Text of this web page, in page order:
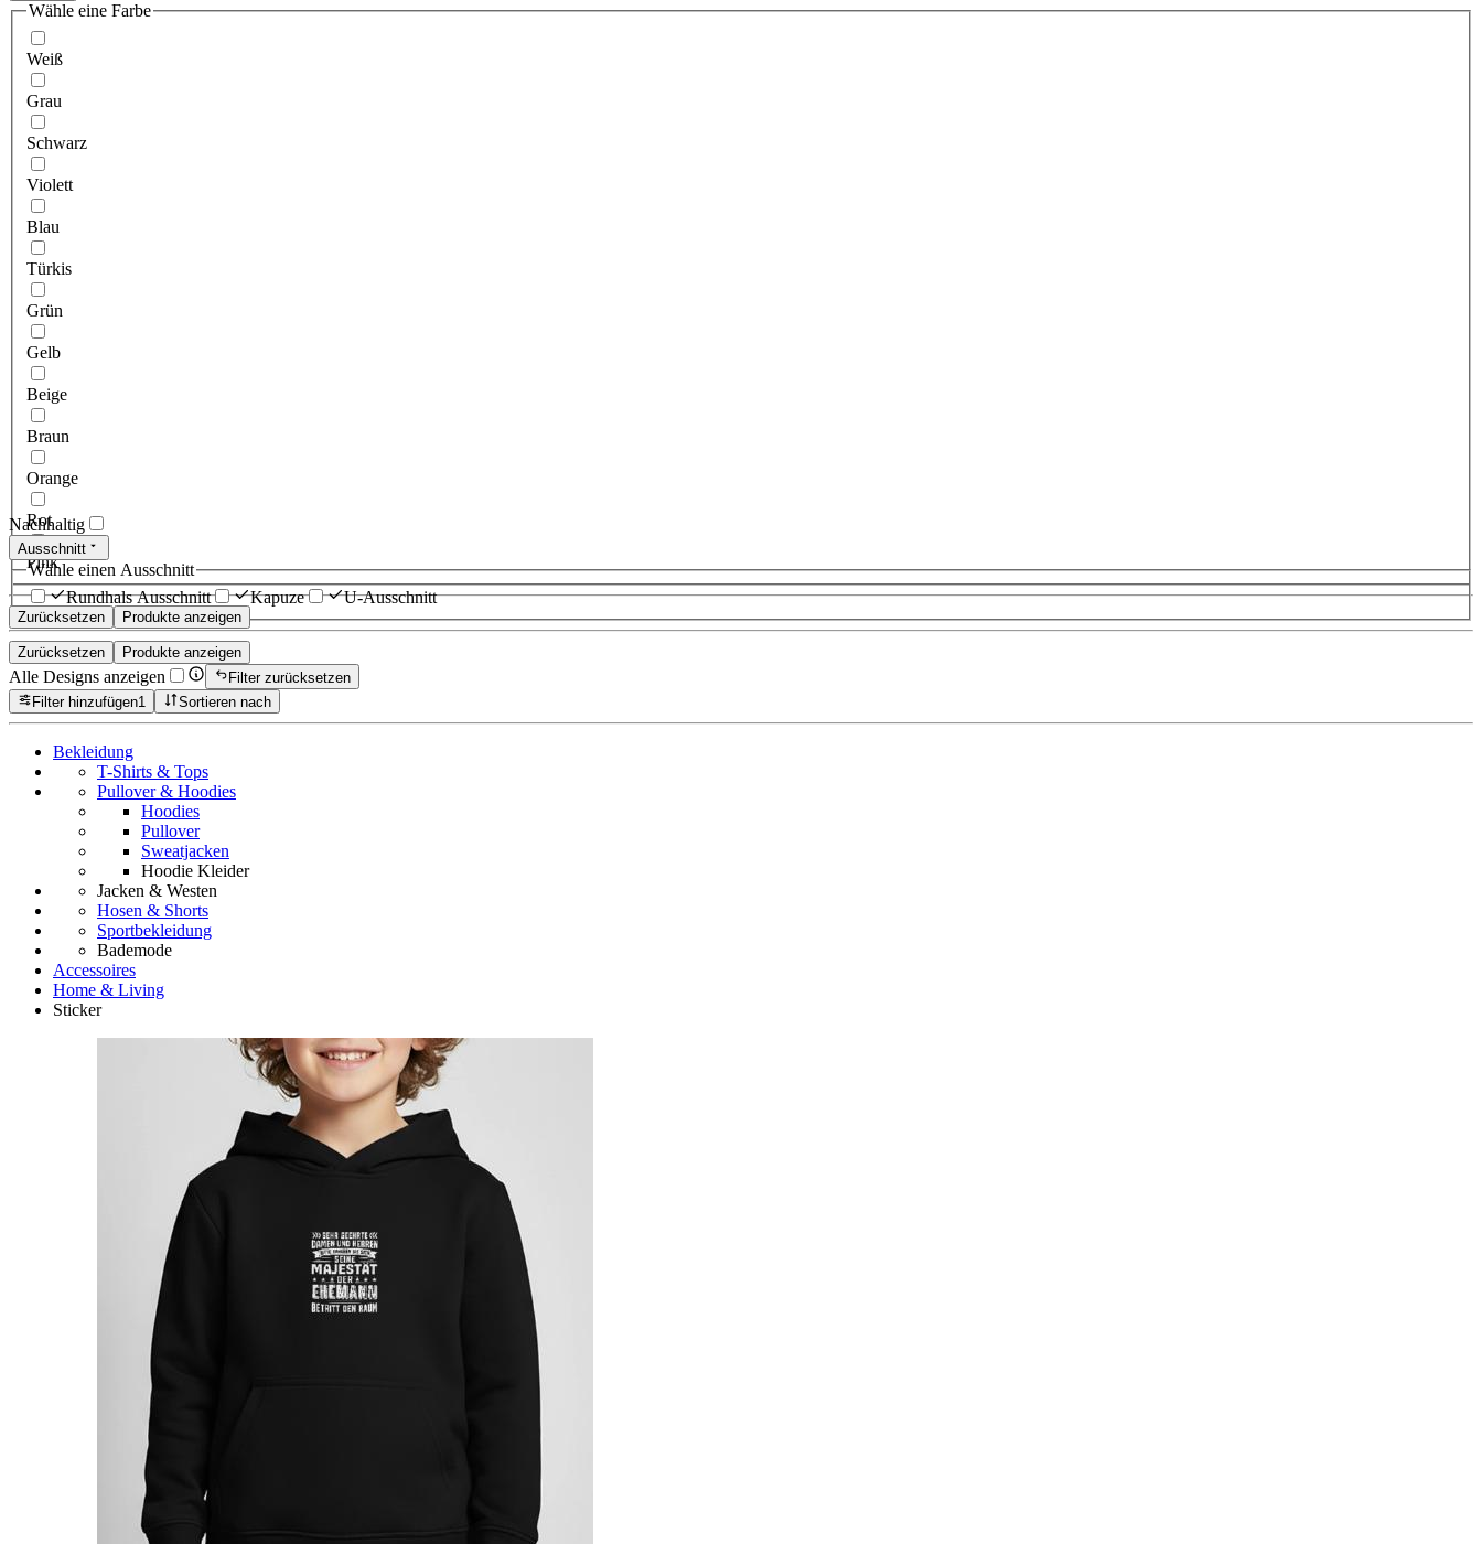
Wähle eine Farbe
Weiß
Grau
Schwarz
Violett
Blau
Türkis
Grün
Gelb
Beige
Braun
Orange
Rot
Pink
Zurücksetzen Produkte anzeigen
Nachhaltig
Ausschnitt
Wähle einen Ausschnitt
Rundhals Ausschnitt
Kapuze U-Ausschnitt
Zurücksetzen Produkte anzeigen
Alle Designs anzeigen
Filter zurücksetzen
Filter hinzufügen1 Sortieren nach
Bekleidung
T-Shirts & Tops
Pullover & Hoodies
Hoodies
Pullover
Sweatjacken
Hoodie Kleider
Jacken & Westen
Hosen & Shorts
Sportbekleidung
Bademode
Accessoires
Home & Living
Sticker